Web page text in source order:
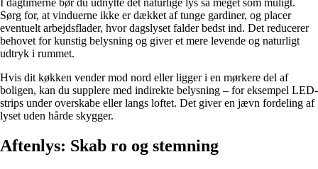
I dagtimerne bør du udnytte det naturlige lys så meget som muligt.
Sørg for, at vinduerne ikke er dækket af tunge gardiner, og placer
eventuelt arbejdsflader, hvor dagslyset falder bedst ind. Det reducerer
behovet for kunstig belysning og giver et mere levende og naturligt
udtryk i rummet.
Hvis dit køkken vender mod nord eller ligger i en mørkere del af
boligen, kan du supplere med indirekte belysning – for eksempel LED-
strips under overskabe eller langs loftet. Det giver en jævn fordeling af
lyset uden hårde skygger.
Aftenlys: Skab ro og stemning